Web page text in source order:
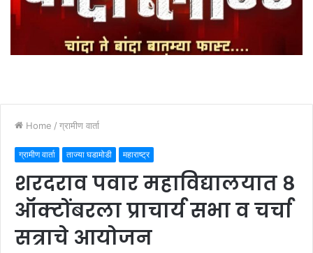
Home / ग्रामीण वार्ता
ग्रामीण वार्ता ताज्या घडामोडी महाराष्ट्र
शरदराव पवार महाविद्यालयात ८
ऑक्टोंबरला प्राचार्य सभा व चर्चा
सत्राचे आयोजन